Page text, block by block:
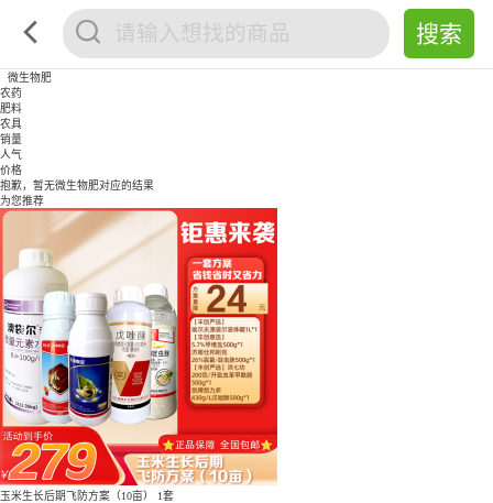
微生物肥
农药
肥料
农具
销量
人气
价格
抱歉，暂无微生物肥对应的结果
为您推荐
玉米生长后期飞防方案（10亩） 1套